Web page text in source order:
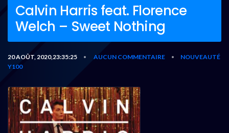
Calvin Harris feat. Florence
Welch – Sweet Nothing
20 AOÛT, 2020,23:35:25 • AUCUN COMMENTAIRE •
NOUVEAUTÉ
Y100